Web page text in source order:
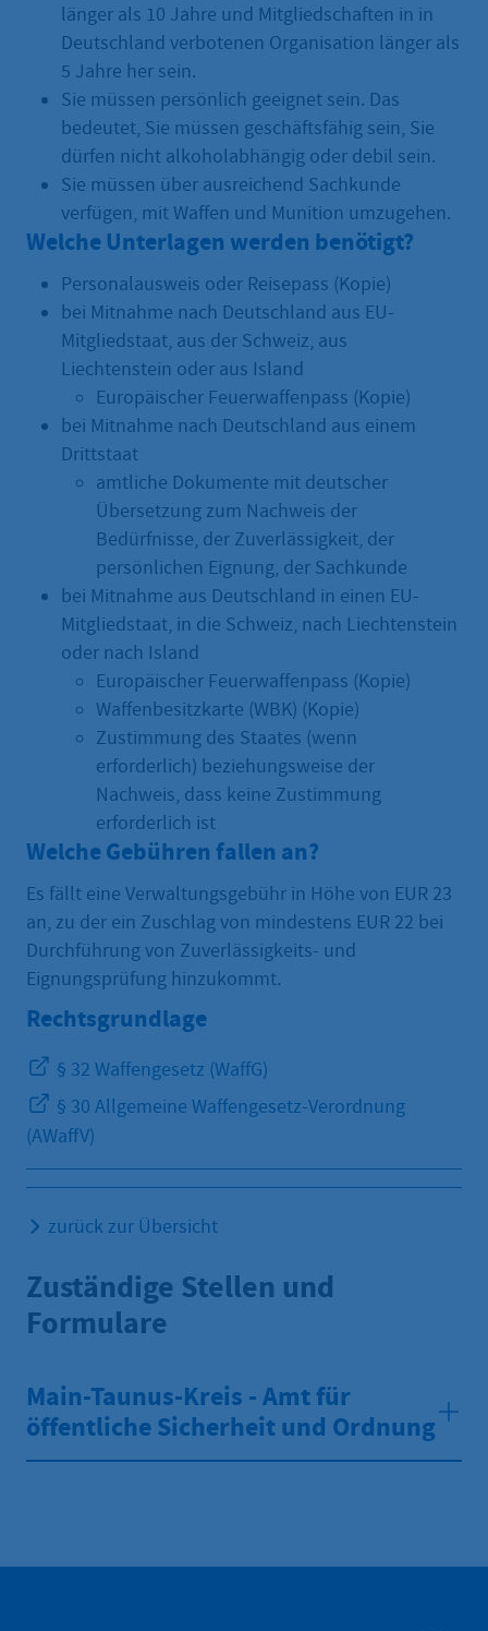
länger als 10 Jahre und Mitgliedschaften in in
Deutschland verbotenen Organisation länger als
5 Jahre her sein.
Sie müssen persönlich geeignet sein. Das
bedeutet, Sie müssen geschäftsfähig sein, Sie
dürfen nicht alkoholabhängig oder debil sein.
Sie müssen über ausreichend Sachkunde
verfügen, mit Waffen und Munition umzugehen.
Welche Unterlagen werden benötigt?
Personalausweis oder Reisepass (Kopie)
bei Mitnahme nach Deutschland aus EU-
Mitgliedstaat, aus der Schweiz, aus
Liechtenstein oder aus Island
Europäischer Feuerwaffenpass (Kopie)
bei Mitnahme nach Deutschland aus einem
Drittstaat
amtliche Dokumente mit deutscher
Übersetzung zum Nachweis der
Bedürfnisse, der Zuverlässigkeit, der
persönlichen Eignung, der Sachkunde
bei Mitnahme aus Deutschland in einen EU-
Mitgliedstaat, in die Schweiz, nach Liechtenstein
oder nach Island
Europäischer Feuerwaffenpass (Kopie)
Waffenbesitzkarte (WBK) (Kopie)
Zustimmung des Staates (wenn
erforderlich) beziehungsweise der
Nachweis, dass keine Zustimmung
erforderlich ist
Welche Gebühren fallen an?
Es fällt eine Verwaltungsgebühr in Höhe von EUR 23
an, zu der ein Zuschlag von mindestens EUR 22 bei
Durchführung von Zuverlässigkeits- und
Eignungsprüfung hinzukommt.
Rechtsgrundlage
§ 32 Waffengesetz (WaffG)
§ 30 Allgemeine Waffengesetz-Verordnung
(AWaffV)
zurück zur Übersicht
Zuständige Stellen und
Formulare
Main-Taunus-Kreis - Amt für
öffentliche Sicherheit und Ordnung